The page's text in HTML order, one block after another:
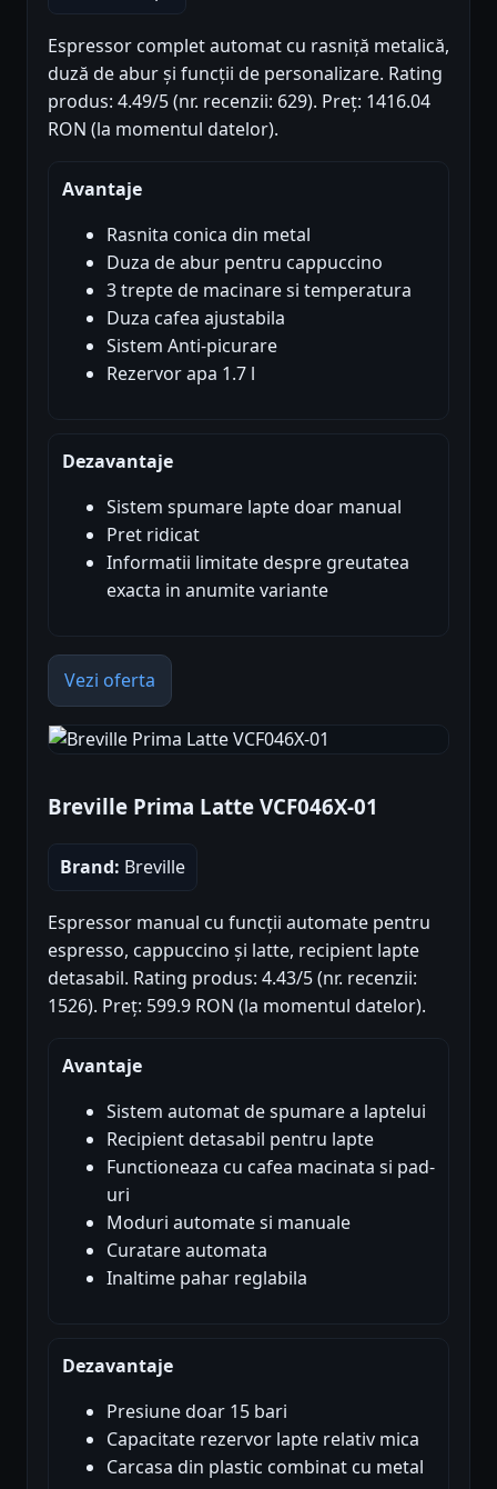
Espressor complet automat cu rasniță metalică,
duză de abur și funcții de personalizare. Rating
produs: 4.49/5 (nr. recenzii: 629). Preț: 1416.04
RON (la momentul datelor).
Avantaje
Rasnita conica din metal
Duza de abur pentru cappuccino
3 trepte de macinare si temperatura
Duza cafea ajustabila
Sistem Anti-picurare
Rezervor apa 1.7 l
Dezavantaje
Sistem spumare lapte doar manual
Pret ridicat
Informatii limitate despre greutatea
exacta in anumite variante
Vezi oferta
Breville Prima Latte VCF046X-01
Brand: Breville
Espressor manual cu funcții automate pentru
espresso, cappuccino și latte, recipient lapte
detasabil. Rating produs: 4.43/5 (nr. recenzii:
1526). Preț: 599.9 RON (la momentul datelor).
Avantaje
Sistem automat de spumare a laptelui
Recipient detasabil pentru lapte
Functioneaza cu cafea macinata si pad-
uri
Moduri automate si manuale
Curatare automata
Inaltime pahar reglabila
Dezavantaje
Presiune doar 15 bari
Capacitate rezervor lapte relativ mica
Carcasa din plastic combinat cu metal